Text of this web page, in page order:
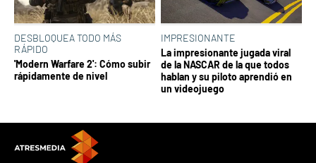
DESBLOQUEA TODO MÁS
RÁPIDO
'Modern Warfare 2': Cómo subir
rápidamente de nivel
IMPRESIONANTE
La impresionante jugada viral
de la NASCAR de la que todos
hablan y su piloto aprendió en
un videojuego